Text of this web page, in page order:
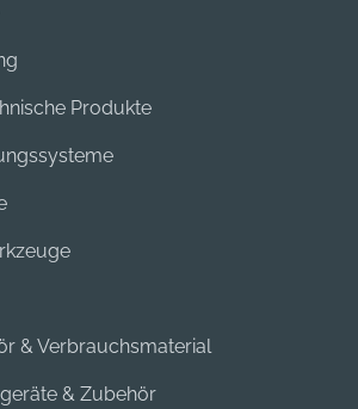
Produkte
& Verbrauchsmaterial
& Zubehör